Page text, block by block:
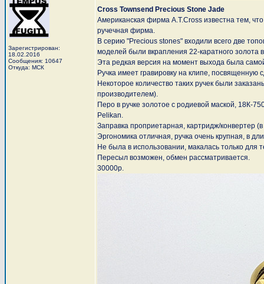
Зарегистрирован:
18.02.2016
Сообщения: 10647
Откуда: МСК
Cross Townsend Precious Stone Jade
Американская фирма A.T.Cross известна тем,
ручечная фирма.
В серию "Precious stones" входили всего две
моделей были вкрапления 22-каратного золота
Эта редкая версия на момент выхода была
Ручка имеет гравировку на клипе,
Некоторое количество таких ручек были
производителем).
Перо в ручке золотое с родиевой маской, 18К-
Pelikan.
Заправка проприетарная, картридж/конвертер
Эргономика отличная, ручка очень крупная, в
Не была в использовании, макалась только для
Пересыл возможен, обмен рассматривается.
30000р.